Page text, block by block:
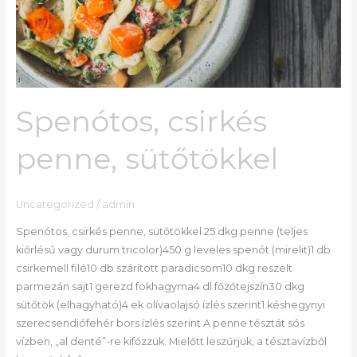
Spenótos, csirkés
penne, sütőtökkel
Uncategorized / admin
Spenótos, csirkés penne, sütőtökkel 25 dkg penne (teljes
kiőrlésű vagy durum tricolor)450 g leveles spenót (mirelit)1 db
csirkemell filé10 db szárított paradicsom10 dkg reszelt
parmezán sajt1 gerezd fokhagyma4 dl főzőtejszín30 dkg
sütőtök (elhagyható)4 ek olívaolajsó ízlés szerint1 késhegynyi
szerecsendiófehér bors ízlés szerint A penne tésztát sós
vízben, „al denté”-re kifőzzük. Mielőtt leszűrjük, a tésztavízből